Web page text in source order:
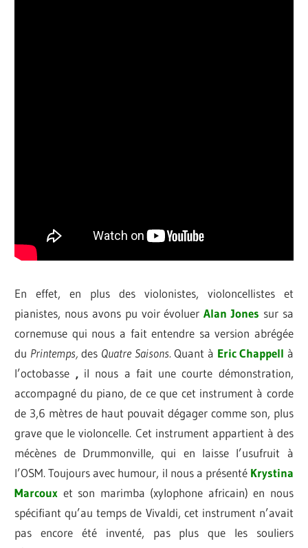
En effet, en plus des violonistes, violoncellistes et
pianistes, nous avons pu voir évoluerAlan Jones sur sa
cornemuse qui nous a fait entendre sa version abrégée
du Printemps, des Quatre Saisons. Quant à Eric Chappell à
l’octobasse ,il nous a fait une courte démonstration,
accompagné du piano, de ce que cet instrument à corde
de 3,6 mètres de haut pouvait dégager comme son, plus
grave que le violoncelle. Cet instrument appartient à des
mécènes de Drummonville, qui en laisse l’usufruit à
l’OSM. Toujours avec humour, il nous a présenté Krystina
Marcoux et son marimba (xylophone africain) en nous
spécifiant qu’au temps de Vivaldi, cet instrument n’avait
pas encore été inventé, pas plus que les souliers